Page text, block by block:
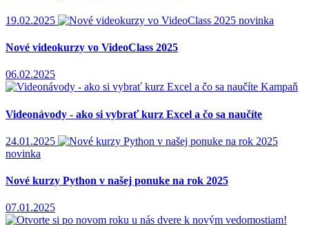
19.02.2025 novinka
Nové videokurzy vo VideoClass 2025
06.02.2025
Kampaň
Videonávody - ako si vybrať kurz Excel a čo sa naučíte
24.01.2025
novinka
Nové kurzy Python v našej ponuke na rok 2025
07.01.2025